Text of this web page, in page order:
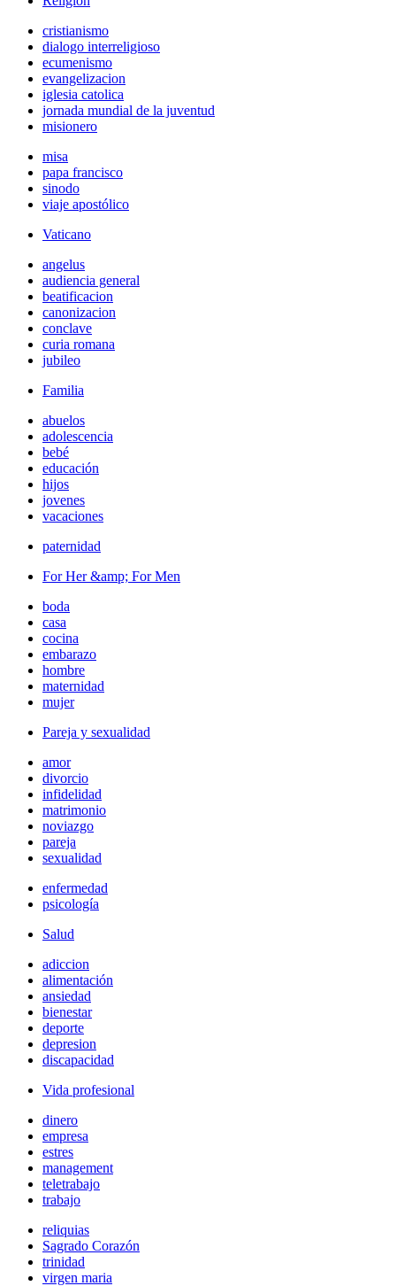
cristianismo
dialogo interreligioso
ecumenismo
evangelizacion
iglesia catolica
jornada mundial de la juventud
misionero
misa
papa francisco
sinodo
viaje apostólico
Vaticano
angelus
audiencia general
beatificacion
canonizacion
conclave
curia romana
jubileo
Familia
abuelos
adolescencia
bebé
educación
hijos
jovenes
vacaciones
paternidad
For Her &amp; For Men
boda
casa
cocina
embarazo
hombre
maternidad
mujer
Pareja y sexualidad
amor
divorcio
infidelidad
matrimonio
noviazgo
pareja
sexualidad
enfermedad
psicología
Salud
adiccion
alimentación
ansiedad
bienestar
deporte
depresion
discapacidad
Vida profesional
dinero
empresa
estres
management
teletrabajo
trabajo
reliquias
Sagrado Corazón
trinidad
virgen maria